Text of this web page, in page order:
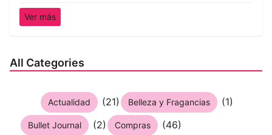
Ver más
All Categories
Actualidad (21) Belleza y Fragancias (1)
Bullet Journal (2) Compras (46)